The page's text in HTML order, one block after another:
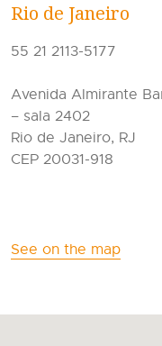
Rio de Janeiro
55 21 2113-5177
Avenida Almirante
– sala 2402
Rio de Janeiro, RJ
CEP 20031-918
See on the map